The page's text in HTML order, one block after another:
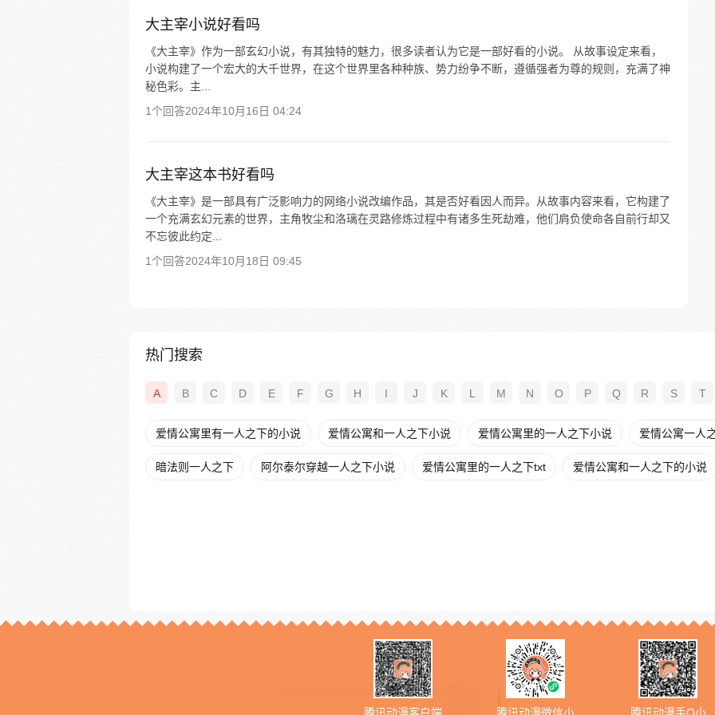
大主宰小说好看吗
《大主宰》作为一部玄幻小说，有其独特的魅力，很多读者认为它是一部好看的小说。 从故事设定来看，
小说构建了一个宏大的大千世界，在这个世界里各种种族、势力纷争不断，遵循强者为尊的规则，充满了神
秘色彩。主...
1个回答2024年10月16日 04:24
大主宰这本书好看吗
《大主宰》是一部具有广泛影响力的网络小说改编作品，其是否好看因人而异。从故事内容来看，它构建了
一个充满玄幻元素的世界，主角牧尘和洛璃在灵路修炼过程中有诸多生死劫难，他们肩负使命各自前行却又
不忘彼此约定...
1个回答2024年10月18日 09:45
热门搜索
A B C D E F G H I J K L M N O P Q R S T
爱情公寓里有一人之下的小说 爱情公寓和一人之下小说 爱情公寓里的一人之下小说 爱情公寓一人
暗法则一人之下 阿尔泰尔穿越一人之下小说 爱情公寓里的一人之下txt 爱情公寓和一人之下的小说